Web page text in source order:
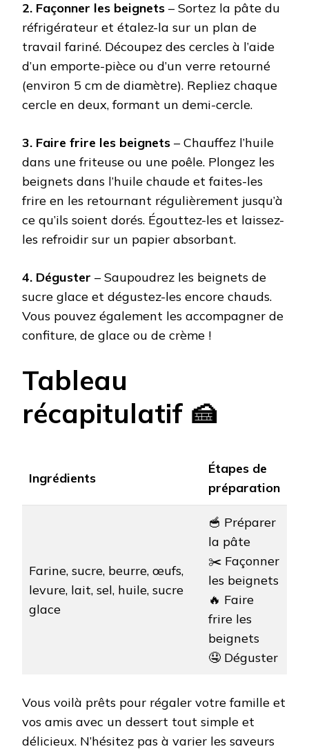
2. Façonner les beignets – Sortez la pâte du
réfrigérateur et étalez-la sur un plan de
travail fariné. Découpez des cercles à l’aide
d’un emporte-pièce ou d’un verre retourné
(environ 5 cm de diamètre). Repliez chaque
cercle en deux, formant un demi-cercle.
3. Faire frire les beignets – Chauffez l’huile
dans une friteuse ou une poêle. Plongez les
beignets dans l’huile chaude et faites-les
frire en les retournant régulièrement jusqu’à
ce qu’ils soient dorés. Égouttez-les et laissez-
les refroidir sur un papier absorbant.
4. Déguster – Saupoudrez les beignets de
sucre glace et dégustez-les encore chauds.
Vous pouvez également les accompagner de
confiture, de glace ou de crème !
Tableau
récapitulatif 🍰
Ingrédients
Étapes de
préparation
Farine, sucre, beurre, œufs,
levure, lait, sel, huile, sucre
glace
🥣 Préparer
la pâte
✂️ Façonner
les beignets
🔥 Faire
frire les
beignets
🤤 Déguster
Vous voilà prêts pour régaler votre famille et
vos amis avec un dessert tout simple et
délicieux. N’hésitez pas à varier les saveurs